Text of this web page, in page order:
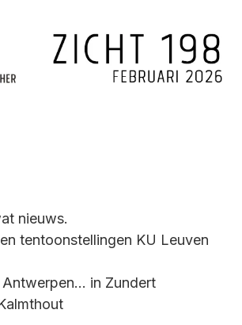
nieuws.
tentoonstellingen KU Leuven
Antwerpen... in Zundert